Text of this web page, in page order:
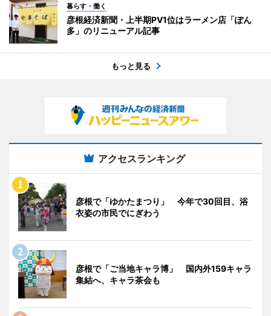
暮らす・働く
彦根経済新聞・上半期PV1位はラーメン店「ぽん
多」のリニューアル記事
もっと見る
アクセスランキング
彦根で「ゆかたまつり」 今年で30回目、浴
衣姿の市民でにぎわう
彦根で「ご当地キャラ博」 国内外159キャラ
集結へ、キャラ茶会も